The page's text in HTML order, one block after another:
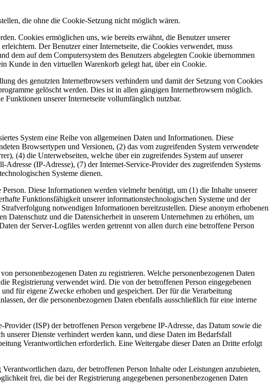
die ohne die Cookie-Setzung nicht möglich wären.
Cookies ermöglichen uns, wie bereits erwähnt, die Benutzer unserer
Der Benutzer einer Internetseite, die Cookies verwendet, muss
dem auf dem Computersystem des Benutzers abgelegten Cookie übernommen
Kunde in den virtuellen Warenkorb gelegt hat, über ein Cookie.
des genutzten Internetbrowsers verhindern und damit der Setzung von Cookies
gelöscht werden. Dies ist in allen gängigen Internetbrowsern möglich.
Funktionen unserer Internetseite vollumfänglich nutzbar.
System eine Reihe von allgemeinen Daten und Informationen. Diese
Browsertypen und Versionen, (2) das vom zugreifenden System verwendete
(4) die Unterwebseiten, welche über ein zugreifendes System auf unserer
(IP-Adresse), (7) der Internet-Service-Provider des zugreifenden Systems
Systeme dienen.
Diese Informationen werden vielmehr benötigt, um (1) die Inhalte unserer
Funktionsfähigkeit unserer informationstechnologischen Systeme und der
notwendigen Informationen bereitzustellen. Diese anonym erhobenen
Datenschutz und die Datensicherheit in unserem Unternehmen zu erhöhen, um
der Server-Logfiles werden getrennt von allen durch eine betroffene Person
personenbezogenen Daten zu registrieren. Welche personenbezogenen Daten
Registrierung verwendet wird. Die von der betroffenen Person eingegebenen
für eigene Zwecke erhoben und gespeichert. Der für die Verarbeitung
der die personenbezogenen Daten ebenfalls ausschließlich für eine interne
(ISP) der betroffenen Person vergebene IP-Adresse, das Datum sowie die
unserer Dienste verhindert werden kann, und diese Daten im Bedarfsfall
Verantwortlichen erforderlich. Eine Weitergabe dieser Daten an Dritte erfolgt
dazu, der betroffenen Person Inhalte oder Leistungen anzubieten,
frei, die bei der Registrierung angegebenen personenbezogenen Daten